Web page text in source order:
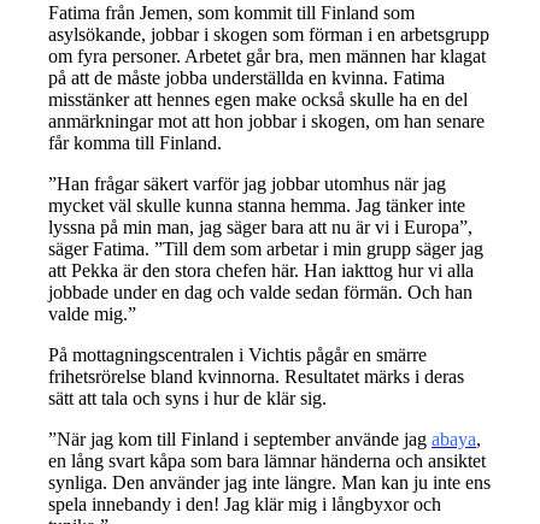
Fatima från Jemen, som kommit till Finland som
asylsökande, jobbar i skogen som förman i en arbetsgrupp
om fyra personer. Arbetet går bra, men männen har klagat
på att de måste jobba underställda en kvinna. Fatima
misstänker att hennes egen make också skulle ha en del
anmärkningar mot att hon jobbar i skogen, om han senare
får komma till Finland.
”Han frågar säkert varför jag jobbar utomhus när jag
mycket väl skulle kunna stanna hemma. Jag tänker inte
lyssna på min man, jag säger bara att nu är vi i Europa”,
säger Fatima. ”Till dem som arbetar i min grupp säger jag
att Pekka är den stora chefen här. Han iakttog hur vi alla
jobbade under en dag och valde sedan förmän. Och han
valde mig.”
På mottagningscentralen i Vichtis pågår en smärre
frihetsrörelse bland kvinnorna. Resultatet märks i deras
sätt att tala och syns i hur de klär sig.
”När jag kom till Finland i september använde jag abaya,
en lång svart kåpa som bara lämnar händerna och ansiktet
synliga. Den använder jag inte längre. Man kan ju inte ens
spela innebandy i den! Jag klär mig i långbyxor och